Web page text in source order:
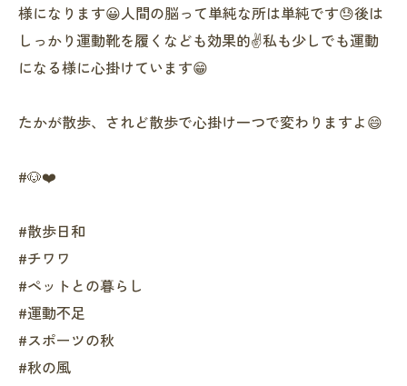
様になります😀人間の脳って単純な所は単純です😓後は
しっかり運動靴を履くなども効果的✌️私も少しでも運動
になる様に心掛けています😁
たかが散歩、されど散歩で心掛け一つで変わりますよ😄
#🐶❤️
#散歩日和
#チワワ
#ペットとの暮らし
#運動不足
#スポーツの秋
#秋の風